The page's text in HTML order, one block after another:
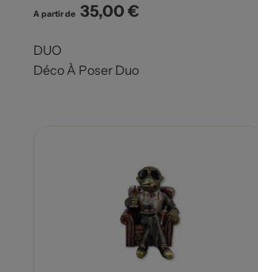
A partir de Prix
35,00 €
DUO
Déco À Poser Duo